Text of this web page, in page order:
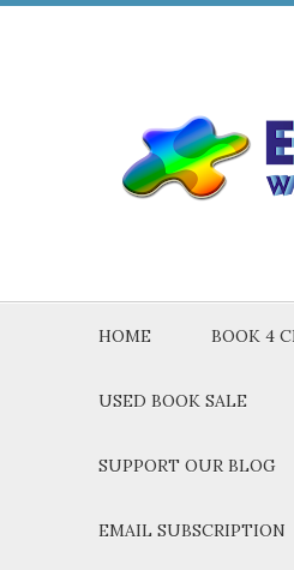
HOME BOOK 4
USED BOOK SALE
SUPPORT OUR BLOG
EMAIL SUBSCRIPTION